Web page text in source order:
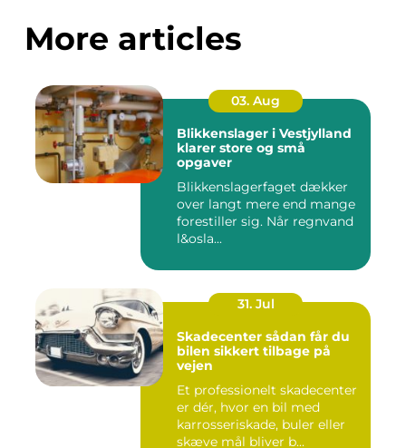
More articles
03. Aug
Blikkenslager i Vestjylland
klarer store og små
opgaver
Blikkenslagerfaget dækker
over langt mere end mange
forestiller sig. Når regnvand
l&osla...
31. Jul
Skadecenter sådan får du
bilen sikkert tilbage på
vejen
Et professionelt skadecenter
er dér, hvor en bil med
karrosseriskade, buler eller
skæve mål bliver b...